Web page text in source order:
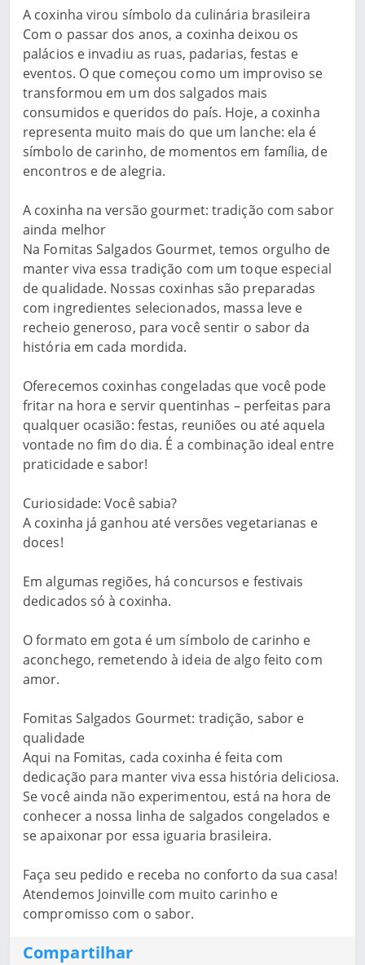
A coxinha virou símbolo da culinária brasileira
Com o passar dos anos, a coxinha deixou os
palácios e invadiu as ruas, padarias, festas e
eventos. O que começou como um improviso se
transformou em um dos salgados mais
consumidos e queridos do país. Hoje, a coxinha
representa muito mais do que um lanche: ela é
símbolo de carinho, de momentos em família, de
encontros e de alegria.
A coxinha na versão gourmet: tradição com sabor
ainda melhor
Na Fomitas Salgados Gourmet, temos orgulho de
manter viva essa tradição com um toque especial
de qualidade. Nossas coxinhas são preparadas
com ingredientes selecionados, massa leve e
recheio generoso, para você sentir o sabor da
história em cada mordida.
Oferecemos coxinhas congeladas que você pode
fritar na hora e servir quentinhas – perfeitas para
qualquer ocasião: festas, reuniões ou até aquela
vontade no fim do dia. É a combinação ideal entre
praticidade e sabor!
Curiosidade: Você sabia?
A coxinha já ganhou até versões vegetarianas e
doces!
Em algumas regiões, há concursos e festivais
dedicados só à coxinha.
O formato em gota é um símbolo de carinho e
aconchego, remetendo à ideia de algo feito com
amor.
Fomitas Salgados Gourmet: tradição, sabor e
qualidade
Aqui na Fomitas, cada coxinha é feita com
dedicação para manter viva essa história deliciosa.
Se você ainda não experimentou, está na hora de
conhecer a nossa linha de salgados congelados e
se apaixonar por essa iguaria brasileira.
Faça seu pedido e receba no conforto da sua casa!
Atendemos Joinville com muito carinho e
compromisso com o sabor.
Compartilhar